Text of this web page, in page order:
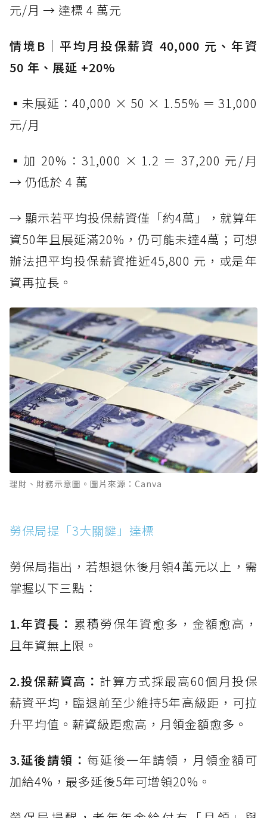
元/月 → 達標 4 萬元
情境B｜平均月投保薪資 40,000 元、年資
50 年、展延 +20%
▪未展延：40,000 × 50 × 1.55% ＝ 31,000
元/月
▪加 20%：31,000 × 1.2 ＝ 37,200 元/月
→ 仍低於 4 萬
→ 顯示若平均投保薪資僅「約4萬」，就算年
資50年且展延滿20%，仍可能未達4萬；可想
辦法把平均投保薪資推近45,800 元，或是年
資再拉長。
理財、財務示意圖。圖片來源：Canva
勞保局提「3大關鍵」達標
勞保局指出，若想退休後月領4萬元以上，需
掌握以下三點：
1.年資長： 累積勞保年資愈多，金額愈高，
且年資無上限。
2.投保薪資高： 計算方式採最高60個月投保
薪資平均，臨退前至少維持5年高級距，可拉
升平均值。薪資級距愈高，月領金額愈多。
3.延後請領： 每延後一年請領，月領金額可
加給4%，最多延後5年可增領20%。